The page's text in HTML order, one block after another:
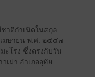
าติกำเนิดในสกุล
เมษายน พ.ศ. ๒๔๔๗
ะโรง ซึ่งตรงกับวัน
เม่า อำเภออุทัย